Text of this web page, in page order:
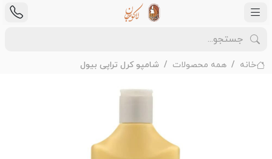
خانه همه محصولات شامپو کرل تراپی بیول